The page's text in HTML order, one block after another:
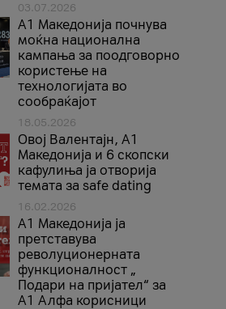
03.07.2026
A1 Македонија почнува
моќна национална
кампања за поодговорно
користење на
технологијата во
сообраќајот
18.05.2026
Овој Валентајн, A1
Македонија и 6 скопски
кафулиња ја отворија
темата за safe dating
16.02.2026
А1 Македонија ја
претставува
револуционерната
функционалност „
Подари на пријател“ за
А1 Алфа корисници